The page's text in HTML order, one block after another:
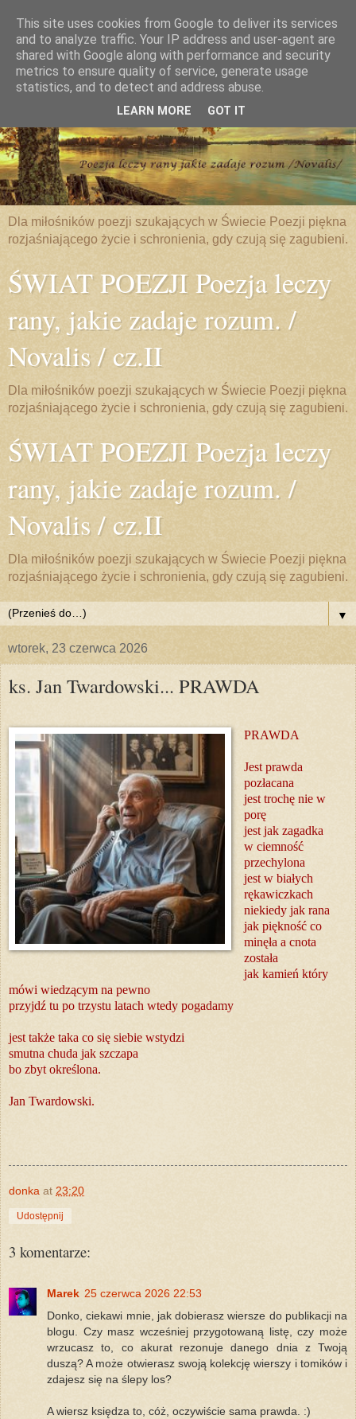
Dla miłośników poezji szukających w Świecie Poezji piękna
rozjaśniającego życie i schronienia, gdy czują się zagubieni.
ŚWIAT POEZJI Poezja leczy
rany, jakie zadaje rozum. /
Novalis / cz.II
Dla miłośników poezji szukających w Świecie Poezji piękna
rozjaśniającego życie i schronienia, gdy czują się zagubieni.
ŚWIAT POEZJI Poezja leczy
rany, jakie zadaje rozum. /
Novalis / cz.II
Dla miłośników poezji szukających w Świecie Poezji piękna
rozjaśniającego życie i schronienia, gdy czują się zagubieni.
▼
wtorek, 23 czerwca 2026
ks. Jan Twardowski... PRAWDA
PRAWDA
Jest prawda
pozłacana
jest trochę nie w
porę
jest jak zagadka
w ciemność
przechylona
jest w białych
rękawiczkach
niekiedy jak rana
jak piękność co
minęła a cnota
została
jak kamień który
mówi wiedzącym na pewno
przyjdź tu po trzystu latach wtedy pogadamy
jest także taka co się siebie wstydzi
smutna chuda jak szczapa
bo zbyt określona.
Jan Twardowski.
donka at 23:20
Udostępnij
3 komentarze:
Marek 25 czerwca 2026 22:53
Donko, ciekawi mnie, jak dobierasz wiersze do publikacji na
blogu. Czy masz wcześniej przygotowaną listę, czy może
wrzucasz to, co akurat rezonuje danego dnia z Twoją
duszą? A może otwierasz swoją kolekcję wierszy i tomików i
zdajesz się na ślepy los?
A wiersz księdza to, cóż, oczywiście sama prawda. :)
This site uses cookies from Google to deliver its services
and to analyze traffic. Your IP address and user-agent are
shared with Google along with performance and security
metrics to ensure quality of service, generate usage
statistics, and to detect and address abuse.
LEARN MORE GOT IT